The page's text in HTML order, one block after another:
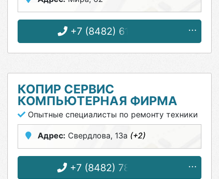
+7 (8482) 61-69-37
КОПИР СЕРВИС
КОМПЬЮТЕРНАЯ ФИРМА
Опытные специалисты по ремонту техники
Адрес: Свердлова, 13а (+2)
+7 (8482) 78-28-83